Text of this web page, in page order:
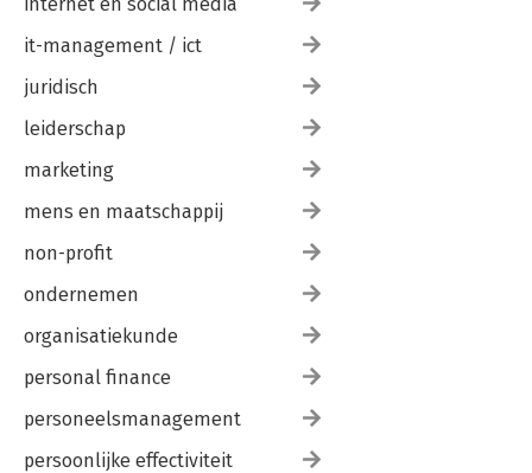
it-management / ict
juridisch
leiderschap
marketing
mens en maatschappij
non-profit
ondernemen
organisatiekunde
personal finance
personeelsmanagement
persoonlijke effectiviteit